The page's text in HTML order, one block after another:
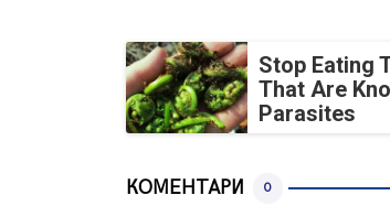
Stop Eating
That Are
Parasites
КОМЕНТАРИ 0